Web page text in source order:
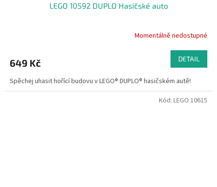
LEGO 10592 DUPLO Hasičské auto
Momentálně nedostupné
649 Kč DETAIL
Spěchej uhasit hořící budovu v LEGO® DUPLO® hasičském autě!
Kód: LEGO 10615